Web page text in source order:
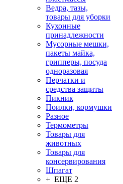
Ведра, тазы,
товары для уборки
Кухонные
принадлежности
Мусорные мешки,
пакеты майка,
грипперы, посуда
одноразовая
Перчатки и
средства защиты
Пикник
Поилки, кормушки
Разное
Термометры
Товары для
животных
Товары для
консервирования
Шпагат
+ ЕЩЕ 2